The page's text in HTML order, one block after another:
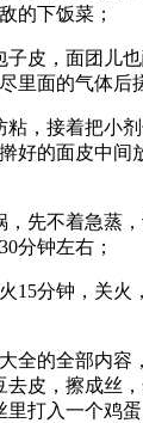
的下饭菜；
子皮，面团儿
里面的气体后
粘，接着把小
好的面皮中间
，先不着急蒸
分钟左右；
15分钟，关火
全的全部内容
去皮，擦成丝
里打入一个鸡